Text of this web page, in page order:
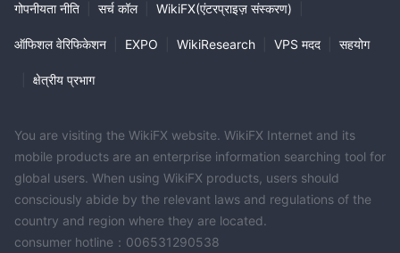
गोपनीयता नीति सर्च कॉल WikiFX(एंटरप्राइज़ संस्करण)
ऑफिशल वेरिफिकेशन EXPO WikiResearch VPS मदद सहयोग
क्षेत्रीय प्रभाग
You are visiting the WikiFX website. WikiFX Internet and its
mobile products are an enterprise information searching tool for
global users. When using WikiFX products, users should
consciously abide by the relevant laws and regulations of the
country and region where they are located.
consumer hotline：006531290538